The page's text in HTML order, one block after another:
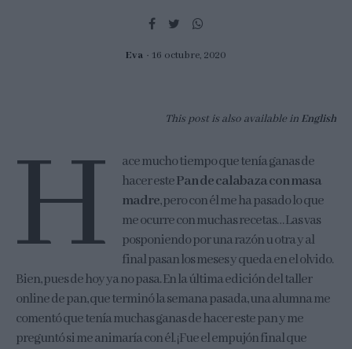
Eva 16 octubre, 2020
This post is also available in English
H
ace mucho tiempo que tenía ganas de
hacer estePan de calabaza con masa
madre, pero con él me ha pasado lo que
me ocurre con muchas recetas… Las vas
posponiendo por una razón u otra y al
final pasan los meses y queda en el olvido.
Bien, pues de hoy ya no pasa. En la última edición del taller
online de pan, que terminó la semana pasada, una alumna me
comentó que tenía muchas ganas de hacer este pan y me
preguntó si me animaría con él. ¡Fue el empujón final que